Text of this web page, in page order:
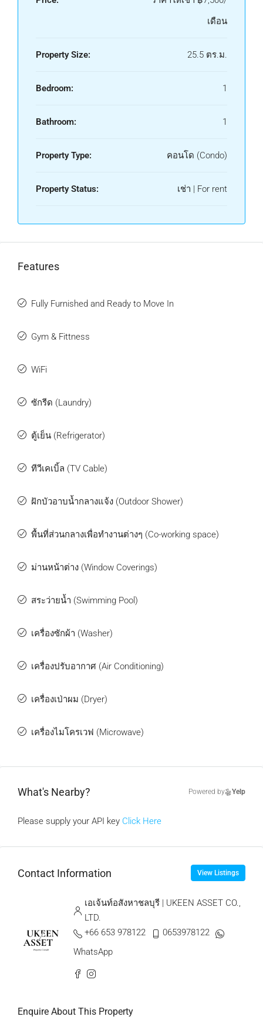
เดือน
Property Size: 25.5 ตร.ม.
Bedroom: 1
Bathroom: 1
Property Type: คอนโด (Condo)
Property Status: เช่า | For rent
Features
Fully Furnished and Ready to Move In
Gym & Fittness
WiFi
ซักรีด (Laundry)
ตู้เย็น (Refrigerator)
ทีวีเคเบิ้ล (TV Cable)
ฝักบัวอาบน้ำกลางแจ้ง (Outdoor Shower)
พื้นที่ส่วนกลางเพื่อทำงานต่างๆ (Co-working space)
ม่านหน้าต่าง (Window Coverings)
สระว่ายน้ำ (Swimming Pool)
เครื่องซักผ้า (Washer)
เครื่องปรับอากาศ (Air Conditioning)
เครื่องเป่าผม (Dryer)
เครื่องไมโครเวฟ (Microwave)
What's Nearby? Powered by Yelp
Please supply your API key Click Here
Contact Information View Listings
เอเจ้นท์อสังหาชลบุรี | UKEEN ASSET CO.,
LTD.
+66 653 978122
0653978122
WhatsApp
Enquire About This Property